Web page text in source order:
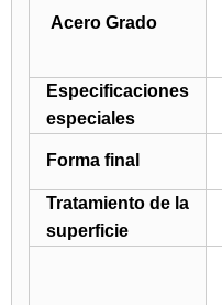
Acero Grado
Especificaciones
especiales
Forma final
Tratamiento de la
superficie